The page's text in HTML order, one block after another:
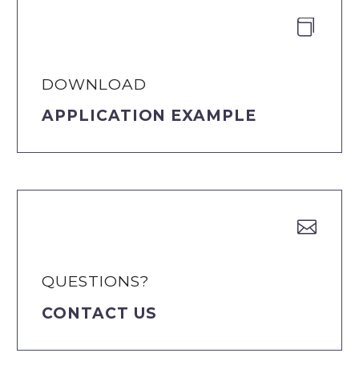


DOWNLOAD
APPLICATION EXAMPLE


QUESTIONS?
CONTACT US